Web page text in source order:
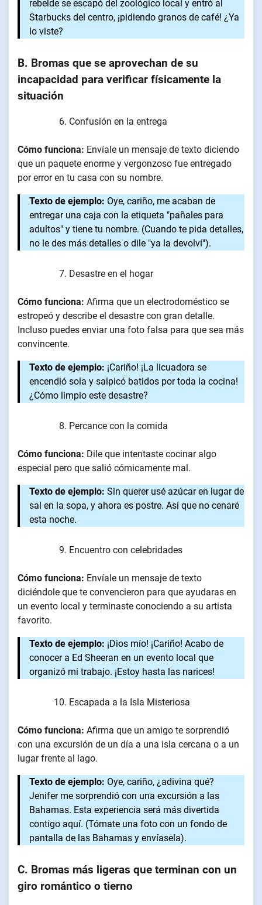
rebelde se escapó del zoológico local y entró al
Starbucks del centro, ¡pidiendo granos de café! ¿Ya
lo viste?
B. Bromas que se aprovechan de su
incapacidad para verificar físicamente la
situación
Confusión en la entrega
Cómo funciona: Envíale un mensaje de texto diciendo
que un paquete enorme y vergonzoso fue entregado
por error en tu casa con su nombre.
Texto de ejemplo: Oye, cariño, me acaban de
entregar una caja con la etiqueta "pañales para
adultos" y tiene tu nombre. (Cuando te pida detalles,
no le des más detalles o dile "ya la devolví").
Desastre en el hogar
Cómo funciona: Afirma que un electrodoméstico se
estropeó y describe el desastre con gran detalle.
Incluso puedes enviar una foto falsa para que sea más
convincente.
Texto de ejemplo: ¡Cariño! ¡La licuadora se
encendió sola y salpicó batidos por toda la cocina!
¿Cómo limpio este desastre?
Percance con la comida
Cómo funciona: Dile que intentaste cocinar algo
especial pero que salió cómicamente mal.
Texto de ejemplo: Sin querer usé azúcar en lugar de
sal en la sopa, y ahora es postre. Así que no cenaré
esta noche.
Encuentro con celebridades
Cómo funciona: Envíale un mensaje de texto
diciéndole que te convencieron para que ayudaras en
un evento local y terminaste conociendo a su artista
favorito.
Texto de ejemplo: ¡Dios mío! ¡Cariño! Acabo de
conocer a Ed Sheeran en un evento local que
organizó mi trabajo. ¡Estoy hasta las narices!
Escapada a la Isla Misteriosa
Cómo funciona: Afirma que un amigo te sorprendió
con una excursión de un día a una isla cercana o a un
lugar frente al lago.
Texto de ejemplo: Oye, cariño, ¿adivina qué?
Jenifer me sorprendió con una excursión a las
Bahamas. Esta experiencia será más divertida
contigo aquí. (Tómate una foto con un fondo de
pantalla de las Bahamas y envíasela).
C. Bromas más ligeras que terminan con un
giro romántico o tierno